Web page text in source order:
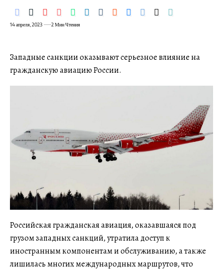
14 апреля, 2023 2 Мин Чтения
Западные санкции оказывают серьезное влияние на
гражданскую авиацию России.
Российская гражданская авиация, оказавшаяся под
грузом западных санкций, утратила доступ к
иностранным компонентам и обслуживанию, а также
лишилась многих международных маршрутов, что